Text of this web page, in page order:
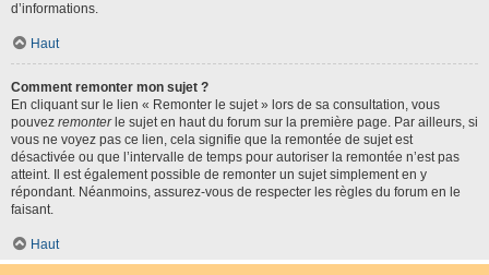
d’informations.
Haut
Comment remonter mon sujet ?
En cliquant sur le lien « Remonter le sujet » lors de sa consultation, vous
pouvez remonterle sujet en haut du forum sur la première page. Par ailleurs, si
vous ne voyez pas ce lien, cela signifie que la remontée de sujet est
désactivée ou que l’intervalle de temps pour autoriser la remontée n’est pas
atteint. Il est également possible de remonter un sujet simplement en y
répondant. Néanmoins, assurez-vous de respecter les règles du forum en le
faisant.
Haut